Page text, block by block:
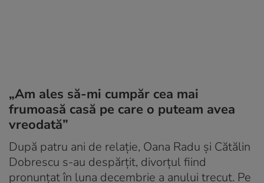
„Am ales să-mi cumpăr cea mai
frumoasă casă pe care o puteam avea
vreodată”
După patru ani de relație, Oana Radu și Cătălin
Dobrescu s-au despărțit, divorțul fiind
pronunțat în luna decembrie a anului trecut. Pe